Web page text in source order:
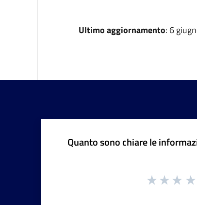
Ultimo aggiornamento: 6
Quanto sono chiare le